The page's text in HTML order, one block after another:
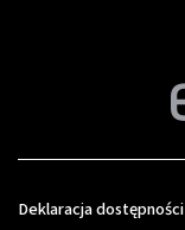
Deklaracja dostępności